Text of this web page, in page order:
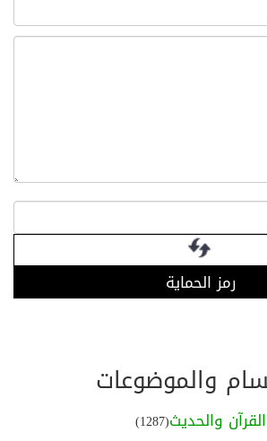
رمز الحماية
والموضوعات
القرآن والحديث(1287)